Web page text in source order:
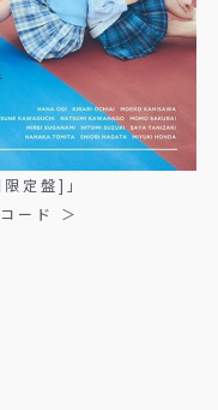
定盤]」
ード ＞